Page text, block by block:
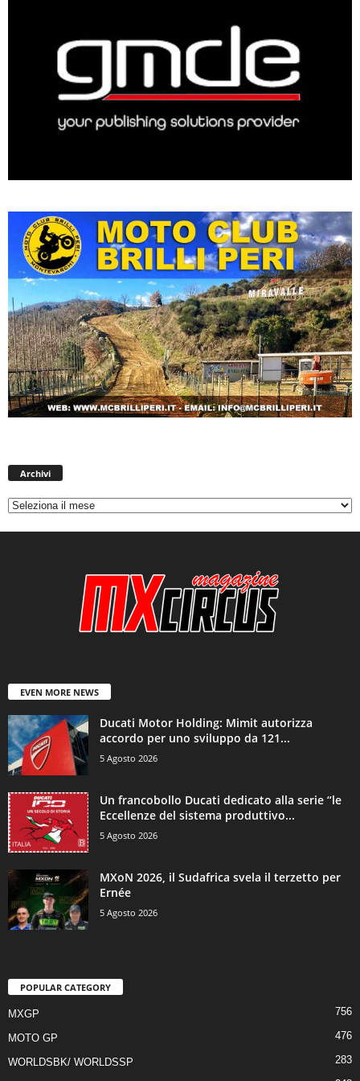
Archivi
EVEN MORE NEWS
Ducati Motor Holding: Mimit autorizza
accordo per uno sviluppo da 121...
5 Agosto 2026
Un francobollo Ducati dedicato alla serie “le
Eccellenze del sistema produttivo...
5 Agosto 2026
MXoN 2026, il Sudafrica svela il terzetto per
Ernée
5 Agosto 2026
POPULAR CATEGORY
MXGP 756
MOTO GP 476
WORLDSBK/ WORLDSSP 283